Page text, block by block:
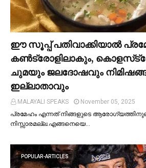
ഈ സൂപ്പ് പതിവാക്കിയാല്‍
കണ്‍ട്രോളിലാകും,
ചുമയും ജലദോഷവും
ഇല്ലാതാവും
MALAYALI SPEAKS
November 05, 2025
പ്രമേഹം എന്നത് നിങ്ങളുടെ
നിസ്സാരമല്ല.എങ്ങനെയെ…
POPULAR-ARTICLES